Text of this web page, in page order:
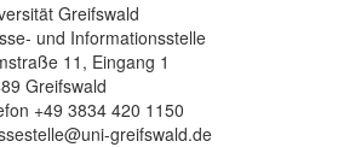
Greifswald
und Informationsstelle
11, Eingang 1
Greifswald
+49 3834 420 1150
greifswald.de